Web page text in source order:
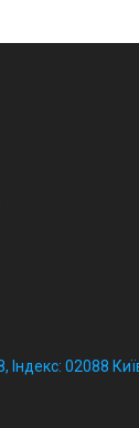
Індекс: 02088